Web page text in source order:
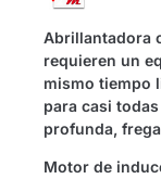
Abrillantadora
requieren un
mismo tiempo
para casi
profunda,
Motor de